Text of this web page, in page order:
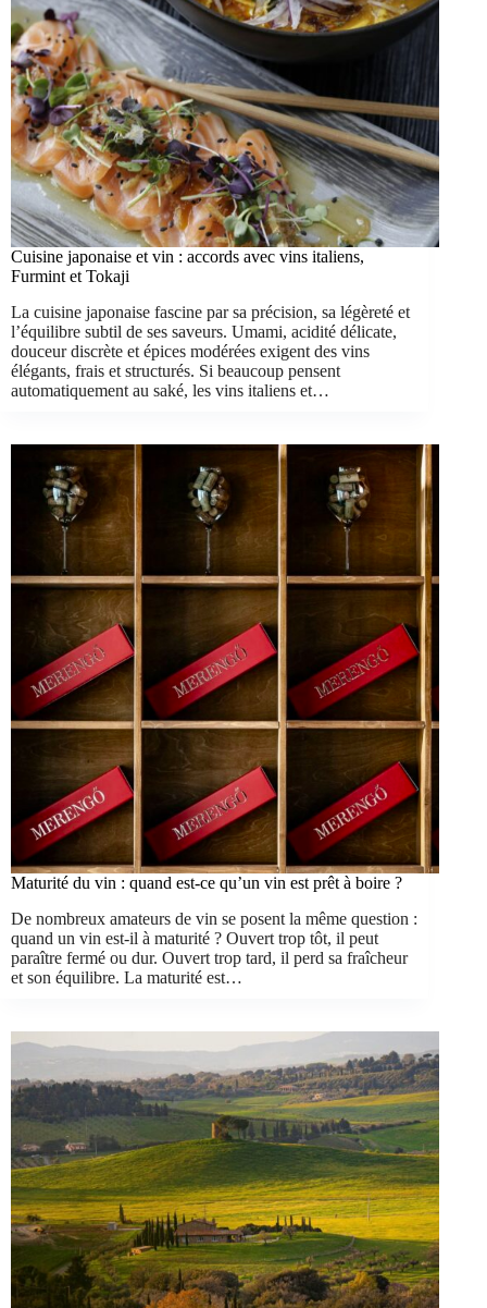
Cuisine japonaise et vin : accords avec vins italiens,
Furmint et Tokaji
La cuisine japonaise fascine par sa précision, sa légèreté et
l’équilibre subtil de ses saveurs. Umami, acidité délicate,
douceur discrète et épices modérées exigent des vins
élégants, frais et structurés. Si beaucoup pensent
automatiquement au saké, les vins italiens et…
Maturité du vin : quand est-ce qu’un vin est prêt à boire ?
De nombreux amateurs de vin se posent la même question :
quand un vin est-il à maturité ? Ouvert trop tôt, il peut
paraître fermé ou dur. Ouvert trop tard, il perd sa fraîcheur
et son équilibre. La maturité est…